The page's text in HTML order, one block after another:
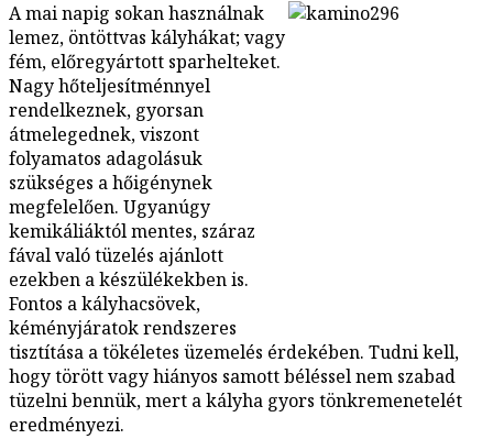
A mai napig sokan használnak
lemez, öntöttvas kályhákat; vagy
fém, előregyártott sparhelteket.
Nagy hőteljesítménnyel
rendelkeznek, gyorsan
átmelegednek, viszont
folyamatos adagolásuk
szükséges a hőigénynek
megfelelően. Ugyanúgy
kemikáliáktól mentes, száraz
fával való tüzelés ajánlott
ezekben a készülékekben is.
Fontos a kályhacsövek,
kéményjáratok rendszeres
tisztítása a tökéletes üzemelés érdekében. Tudni kell,
hogy törött vagy hiányos samott béléssel nem szabad
tüzelni bennük, mert a kályha gyors tönkremenetelét
eredményezi.